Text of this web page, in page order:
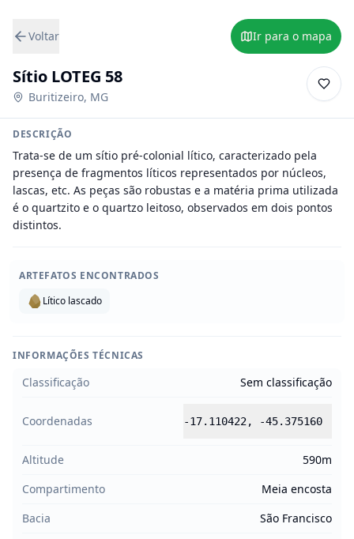
Voltar Ir para o mapa
Sítio LOTEG 58
Buritizeiro, MG
DESCRIÇÃO
Trata-se de um sítio pré-colonial lítico, caracterizado pela
presença de fragmentos líticos representados por núcleos,
lascas, etc. As peças são robustas e a matéria prima utilizada
é o quartzito e o quartzo leitoso, observados em dois pontos
distintos.
ARTEFATOS ENCONTRADOS
Lítico lascado
INFORMAÇÕES TÉCNICAS
Classificação Sem classificação
Coordenadas -17.110422, -45.375160
Altitude
590m
Compartimento
Meia encosta
Bacia
São Francisco